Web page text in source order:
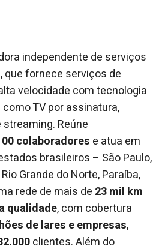
independente de serviços
fornece serviços de
velocidade com tecnologia
TV por assinatura,
Reúne
colaboradores e atua em
brasileiros – São Paulo,
Grande do Norte, Paraíba,
rede de mais de 23 mil km
qualidade, com cobertura
de lares e empresas,
clientes. Além do